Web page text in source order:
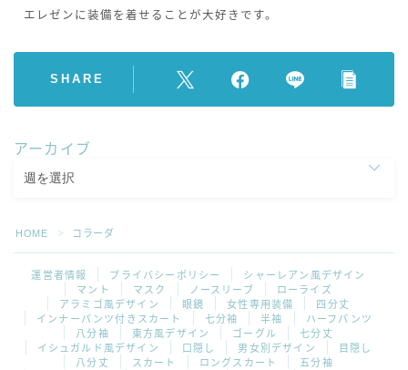
エレゼンに装備を着せることが大好きです。
SHARE
アーカイブ
HOME ＞ コラーダ
運営者情報 プライバシーポリシー
シャーレアン風デザイン
マント
マスク ノースリーブ
ローライズ
アラミゴ風デザイン
眼鏡 女性専用装備
四分丈
インナーパンツ付きスカート
七分袖 半袖
ハーフパンツ
八分袖
東方風デザイン ゴーグル
七分丈
イシュガルド風デザイン
口隠し 男女別デザイン
目隠し
八分丈
スカート ロングスカート 五分袖